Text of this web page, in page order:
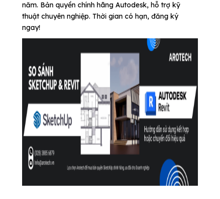
năm. Bản quyền chính hãng Autodesk, hỗ trợ kỹ
thuật chuyên nghiệp. Thời gian có hạn, đăng ký
ngay!